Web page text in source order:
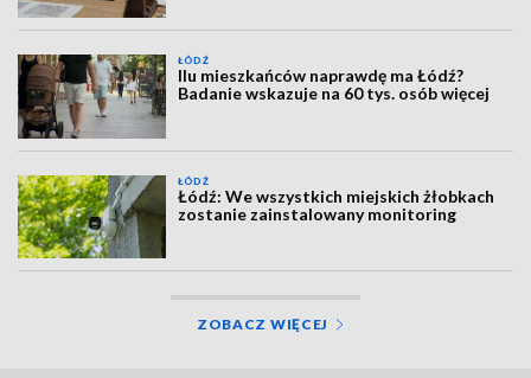
ŁÓDŹ
Ilu mieszkańców naprawdę ma Łódź?
Badanie wskazuje na 60 tys. osób więcej
ŁÓDŹ
Łódź: We wszystkich miejskich żłobkach
zostanie zainstalowany monitoring
ZOBACZ WIĘCEJ